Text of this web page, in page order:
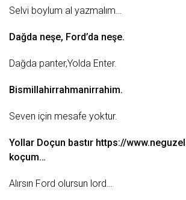
Selvi boylum al yazmalım…
Dağda neşe, Ford’da neşe.
Dağda panter,Yolda Enter.
Bismillahirrahmanirrahim.
Seven için mesafe yoktur.
Yollar Doçun bastır https://
koçum…
Alırsın Ford olursun lord…